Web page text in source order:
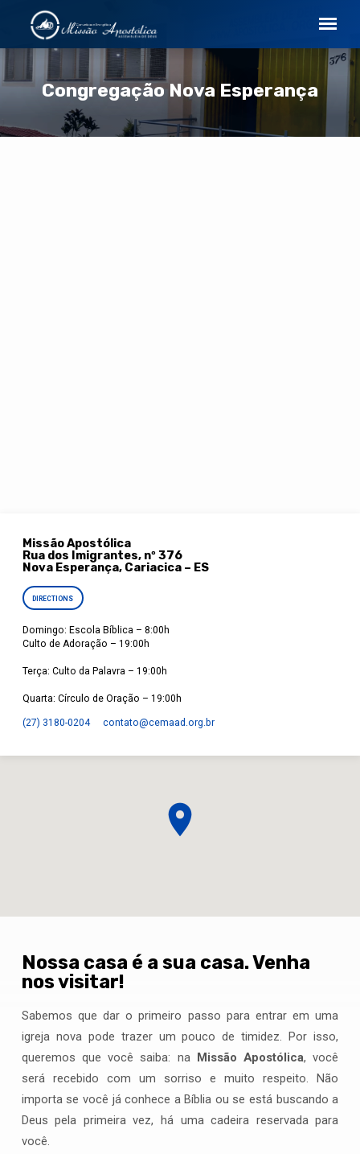
Congregação Nova Esperança
Missão Apostólica
Rua dos Imigrantes, nº 376
Nova Esperança, Cariacica – ES
DIRECTIONS
Domingo: Escola Bíblica – 8:00h
Culto de Adoração – 19:00h
Terça: Culto da Palavra – 19:00h
Quarta: Círculo de Oração – 19:00h
(27) 3180-0204 contato​@cemaad.org.br
Congregação
Esperança
Nossa casa é a sua casa. Venha
nos visitar!
Sabemos que dar o primeiro passo para entrar em uma
igreja nova pode trazer um pouco de timidez. Por isso,
queremos que você saiba: na Missão Apostólica, você
será recebido com um sorriso e muito respeito. Não
importa se você já conhece a Bíblia ou se está buscando a
Deus pela primeira vez, há uma cadeira reservada para
você.